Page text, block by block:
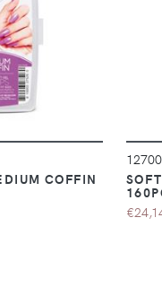
COFFIN